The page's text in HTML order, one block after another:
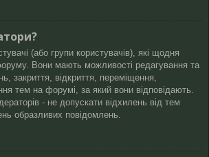
(або групи користувачів), які щодня
Вони мають можливості редагування та
закриття, відкриття, переміщення,
тем на форумі, за який вони відповідають.
- не допускати відхилень від тем
образливих повідомлень.